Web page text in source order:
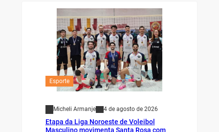
Esporte
Micheli Armanje 4 de agosto de 2026
Etapa da Liga Noroeste de Voleibol
Masculino movimenta Santa Rosa com